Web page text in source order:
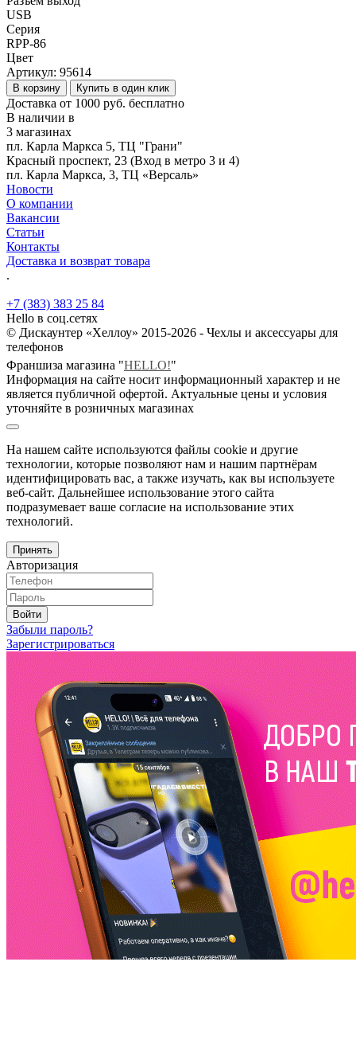
USB
Серия
RPP-86
Цвет
Артикул: 95614
В корзину Купить в один клик
Доставка от 1000 руб. бесплатно
В наличии в
3 магазинах
пл. Карла Маркса 5, ТЦ "Грани"
Красный проспект, 23 (Вход в метро 3 и 4)
пл. Карла Маркса, 3, ТЦ «Версаль»
Новости
О компании
Вакансии
Статьи
Контакты
Доставка и возврат товара
.
+7 (383) 383 25 84
Hello в соц.сетях
© Дискаунтер «Хеллоу» 2015-2026 - Чехлы и аксессуары для
телефонов
Франшиза магазина "HELLO!"
Информация на сайте носит информационный характер и не
является публичной офертой. Актуальные цены и условия
уточняйте в розничных магазинах
На нашем сайте используются файлы cookie и другие
технологии, которые позволяют нам и нашим партнёрам
идентифицировать вас, а также изучать, как вы используете
веб-сайт. Дальнейшее использование этого сайта
подразумевает ваше согласие на использование этих
технологий.
Принять
Авторизация
Войти
Забыли пароль?
Зарегистрироваться